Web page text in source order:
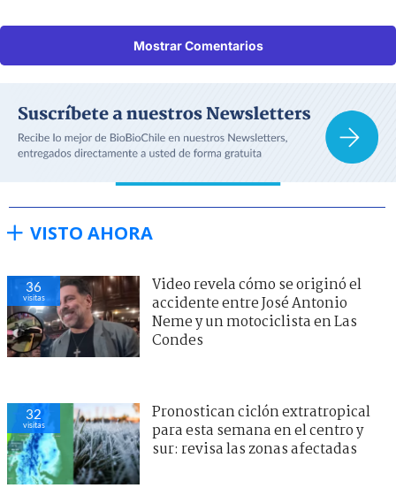
Mostrar Comentarios
VISTO AHORA
36
visitas
Video revela cómo se originó el
accidente entre José Antonio
Neme y un motociclista en Las
Condes
32
visitas
Pronostican ciclón extratropical
para esta semana en el centro y
sur: revisa las zonas afectadas